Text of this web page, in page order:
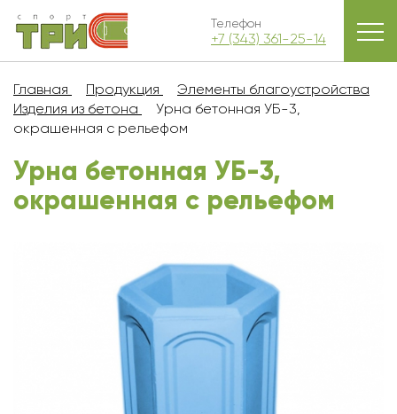
Телефон
+7 (343) 361-25-14
Главная Продукция
Элементы благоустройства
Изделия из бетона
Урна бетонная УБ-3,
окрашенная с рельефом
Урна бетонная УБ-3,
окрашенная с рельефом